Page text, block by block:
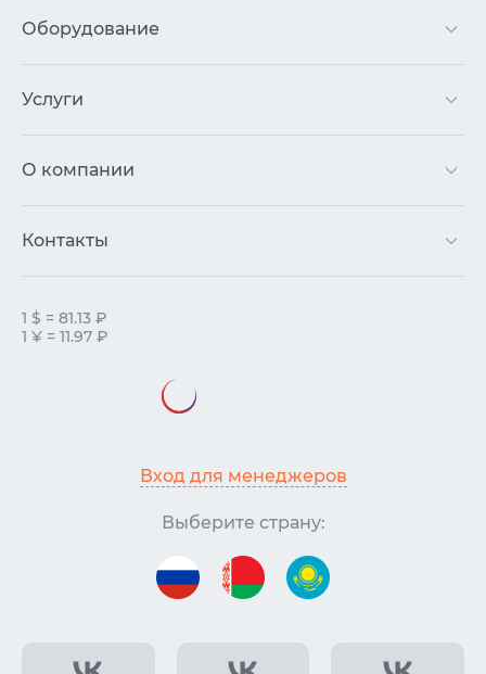
Оборудование
Услуги
О компании
Контакты
1 $ = 81.13 ₽
1 ¥ = 11.97 ₽
Вход для менеджеров
Выберите страну: